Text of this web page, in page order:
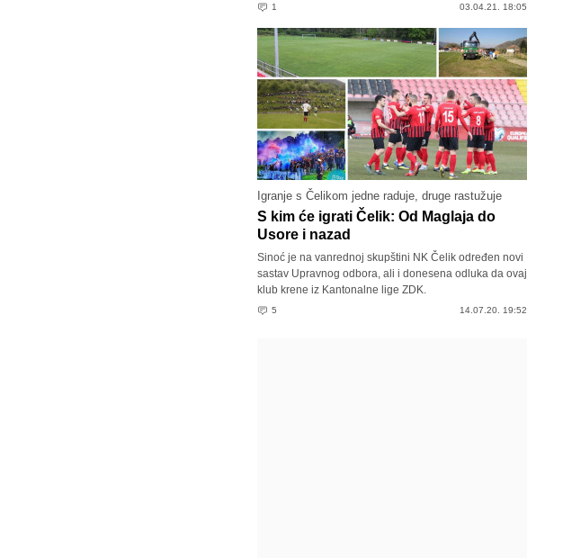
1 03.04.21. 18:05
Igranje s Čelikom jedne raduje, druge rastužuje
S kim će igrati Čelik: Od Maglaja do
Usore i nazad
Sinoć je na vanrednoj skupštini NK Čelik određen novi
sastav Upravnog odbora, ali i donesena odluka da ovaj
klub krene iz Kantonalne lige ZDK.
5 14.07.20. 19:52